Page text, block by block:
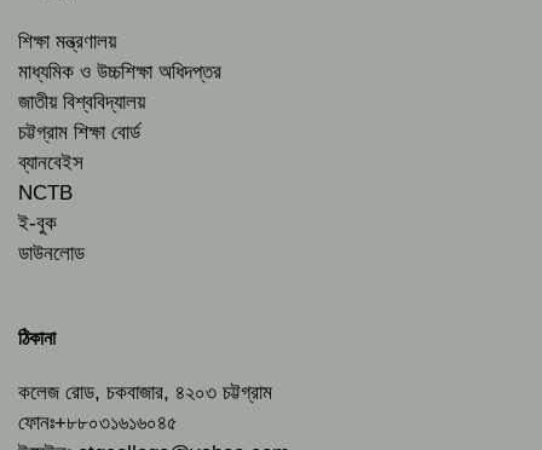
শিক্ষা মন্ত্রণালয়
মাধ্যমিক ও উচ্চশিক্ষা অধিদপ্তর
জাতীয় বিশ্ববিদ্যালয়
চট্টগ্রাম শিক্ষা বোর্ড
ব্যানবেইস
NCTB
ই-বুক
ডাউনলোড
ঠিকানা
কলেজ রোড, চকবাজার, ৪২০৩ চট্টগ্রাম
ফোনঃ+৮৮০৩১৬১৬০৪৫